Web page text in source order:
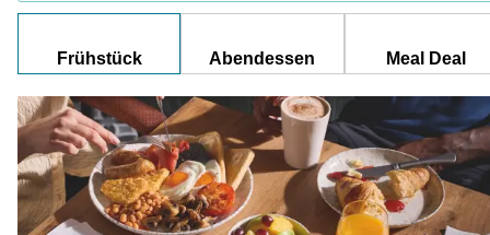
Frühstück Abendessen Meal Deal